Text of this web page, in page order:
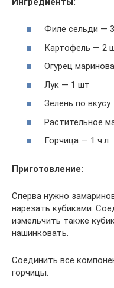
Филе сельди —
Картофель — 2
Огурец
Лук — 1 шт
Зелень по вкусу
Растительное
Горчица — 1 ч.л
Приготовление:
Сперва нужно
нарезать кубиками.
измельчить также
нашинковать.
Соединить все
горчицы.